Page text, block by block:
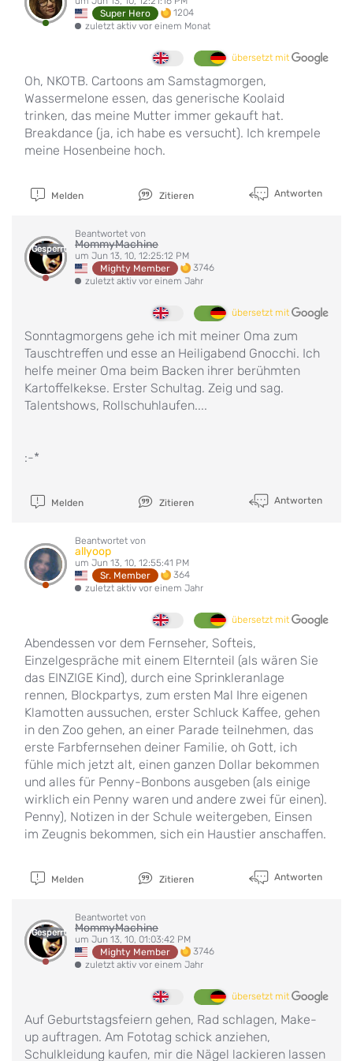
Super Hero
1204
zuletzt aktiv vor einem Monat
übersetzt mit
Oh, NKOTB. Cartoons am Samstagmorgen,
Wassermelone essen, das generische Koolaid
trinken, das meine Mutter immer gekauft hat.
Breakdance (ja, ich habe es versucht). Ich krempele
meine Hosenbeine hoch.
Melden Zitieren Antworten
Gesperrt
Beantwortet von
MommyMachine
um Jun 13, 10, 12:25:12 PM
Mighty Member
3746
zuletzt aktiv vor einem Jahr
übersetzt mit
Sonntagmorgens gehe ich mit meiner Oma zum
Tauschtreffen und esse an Heiligabend Gnocchi. Ich
helfe meiner Oma beim Backen ihrer berühmten
Kartoffelkekse. Erster Schultag. Zeig und sag.
Talentshows, Rollschuhlaufen....
:-*
Melden Zitieren Antworten
Beantwortet von
allyoop
um Jun 13, 10, 12:55:41 PM
Sr. Member
364
zuletzt aktiv vor einem Jahr
übersetzt mit
Abendessen vor dem Fernseher, Softeis,
Einzelgespräche mit einem Elternteil (als wären Sie
das EINZIGE Kind), durch eine Sprinkleranlage
rennen, Blockpartys, zum ersten Mal Ihre eigenen
Klamotten aussuchen, erster Schluck Kaffee, gehen
in den Zoo gehen, an einer Parade teilnehmen, das
erste Farbfernsehen deiner Familie, oh Gott, ich
fühle mich jetzt alt, einen ganzen Dollar bekommen
und alles für Penny-Bonbons ausgeben (als einige
wirklich ein Penny waren und andere zwei für einen).
Penny), Notizen in der Schule weitergeben, Einsen
im Zeugnis bekommen, sich ein Haustier anschaffen.
Melden Zitieren Antworten
Gesperrt
Beantwortet von
MommyMachine
um Jun 13, 10, 01:03:42 PM
Mighty Member
3746
zuletzt aktiv vor einem Jahr
übersetzt mit
Auf Geburtstagsfeiern gehen, Rad schlagen, Make-
up auftragen. Am Fototag schick anziehen,
Schulkleidung kaufen, mir die Nägel lackieren lassen